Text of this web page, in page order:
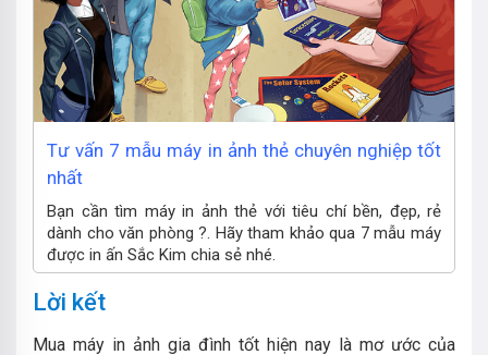
Tư vấn 7 mẫu máy in ảnh thẻ chuyên nghiệp tốt
nhất
Bạn cần tìm máy in ảnh thẻ với tiêu chí bền, đẹp, rẻ
dành cho văn phòng ?. Hãy tham khảo qua 7 mẫu máy
được in ấn Sắc Kim chia sẻ nhé.
Lời kết
Mua máy in ảnh gia đình tốt hiện nay là mơ ước của